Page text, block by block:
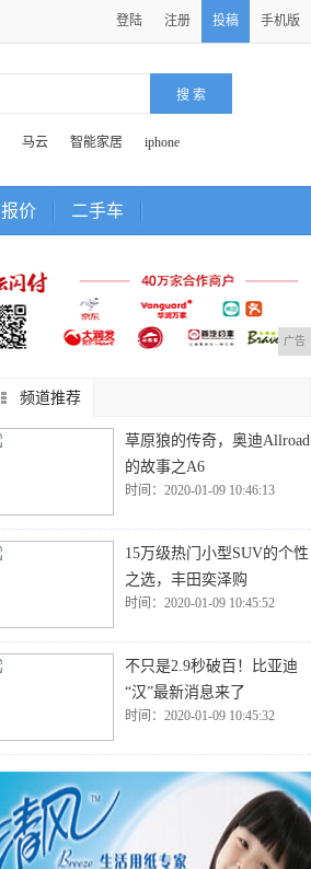
登陆 注册 投稿 手机版
马云 智能家居 iphone
报价 二手车
广告
频道推荐
草原狼的传奇，奥迪Allroad
的故事之A6
时间：2020-01-09 10:46:13
15万级热门小型SUV的个性
之选，丰田奕泽购
时间：2020-01-09 10:45:52
不只是2.9秒破百！比亚迪
“汉”最新消息来了
时间：2020-01-09 10:45:32